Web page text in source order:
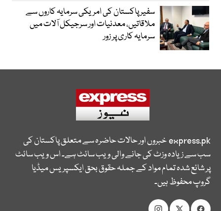
سفیر پاکستان کی امریکی سرمایہ کاروں سے
ملاقاتیں، معدنیات اور سرجیکل آلات میں
سرمایہ کاری پر زور
express.pkخبروں اور حالات حاضرہ سے متعلق پاکستان کی
سب سے زیادہ وزٹ کی جانے والی ویب سائٹ ہے۔ اس ویب سائٹ
پر شائع شدہ تمام مواد کے جملہ حقوق بحق ایکسپریس میڈیا
گروپ محفوظ ہیں۔